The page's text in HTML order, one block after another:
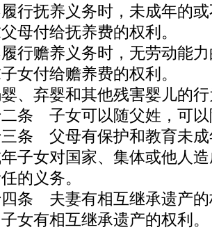
抚养义务时，未成年的或
母付给抚养费的权利。
赡养义务时，无劳动能力
女付给赡养费的权利。
弃婴和其他残害婴儿的行
子女可以随父姓，可以
父母有保护和教育未成
子女对国家、集体或他人
的义务。
夫妻有相互继承遗产的
有相互继承遗产的权利。